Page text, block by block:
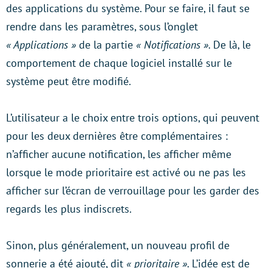
des applications du système. Pour se faire, il faut se
rendre dans les paramètres, sous l’onglet
« Applications » de la partie « Notifications ». De là, le
comportement de chaque logiciel installé sur le
système peut être modifié.
L’utilisateur a le choix entre trois options, qui peuvent
pour les deux dernières être complémentaires :
n’afficher aucune notification, les afficher même
lorsque le mode prioritaire est activé ou ne pas les
afficher sur l’écran de verrouillage pour les garder des
regards les plus indiscrets.
Sinon, plus généralement, un nouveau profil de
sonnerie a été ajouté, dit « prioritaire ». L’idée est de